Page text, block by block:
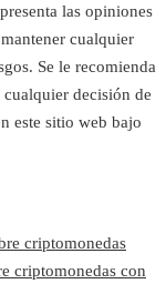
las opiniones
cualquier
Se le recomienda
decisión de
este sitio web bajo
criptomonedas
criptomonedas con